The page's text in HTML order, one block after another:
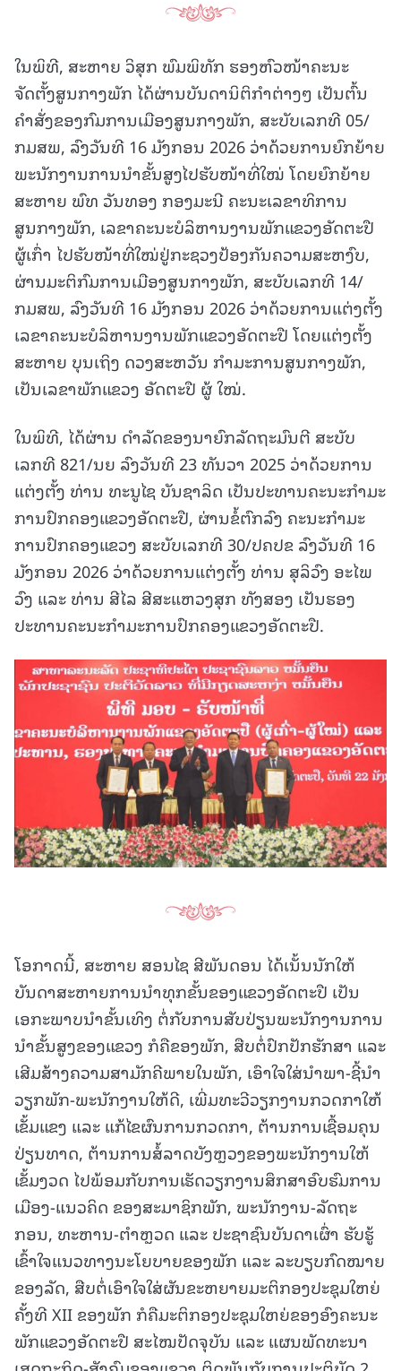
ໃນພິທີ, ສະຫາຍ ວິສຸກ ພົມພິທັກ ຮອງຫົວໜ້າຄະນະ
ຈັດຕັ້ງສູນກາງພັກ ໄດ້ຜ່ານບັນດານິຕິກໍາຕ່າງໆ ເປັນຕົ້ນ
ຄຳສັ່ງຂອງກົມການເມືອງສູນກາງພັກ, ສະບັບເລກທີ 05/
ກມສພ, ລົງວັນທີ 16 ມັງກອນ 2026 ວ່າດ້ວຍການຍົກຍ້າຍ
ພະນັກງານການນຳຂັ້ນສູງໄປຮັບໜ້າທີ່ໃໝ່ ໂດຍຍົກຍ້າຍ
ສະຫາຍ ພົທ ວັນທອງ ກອງມະນີ ຄະນະເລຂາທິການ
ສູນກາງພັກ, ເລຂາຄະນະບໍລິຫານງານພັກແຂວງອັດຕະປື
ຜູ້ເກົ່າ ໄປຮັບໜ້າທີ່ໃໝ່ຢູ່ກະຊວງປ້ອງກັນຄວາມສະຫງົບ,
ຜ່ານມະຕິກົມການເມືອງສູນກາງພັກ, ສະບັບເລກທີ 14/
ກມສພ, ລົງວັນທີ 16 ມັງກອນ 2026 ວ່າດ້ວຍການແຕ່ງຕັ້ງ
ເລຂາຄະນະບໍລິຫານງານພັກແຂວງອັດຕະປື ໂດຍແຕ່ງຕັ້ງ
ສະຫາຍ ບຸນເຖິງ ດວງສະຫວັນ ກຳມະການສູນກາງພັກ,
ເປັນເລຂາພັກແຂວງ ອັດຕະປື ຜູ້ ໃໝ່.
ໃນພິທີ, ໄດ້ຜ່ານ ດໍາລັດຂອງນາຍົກລັດຖະມົນຕີ ສະບັບ
ເລກທີ 821/ນຍ ລົງວັນທີ 23 ທັນວາ 2025 ວ່າດ້ວຍການ
ແຕ່ງຕັ້ງ ທ່ານ ທະນູໄຊ ບັນຊາລິດ ເປັນປະທານຄະນະກໍາມະ
ການປົກຄອງແຂວງອັດຕະປື, ຜ່ານຂໍ້ຕົກລົງ ຄະນະກໍາມະ
ການປົກຄອງແຂວງ ສະບັບເລກທີ 30/ປຄປຂ ລົງວັນທີ 16
ມັງກອນ 2026 ວ່າດ້ວຍການແຕ່ງຕັ້ງ ທ່ານ ສຸລິວົງ ອະໄພ
ວົງ ແລະ ທ່ານ ສີໄລ ສີສະແຫວງສຸກ ທັງສອງ ເປັນຮອງ
ປະທານຄະນະກໍາມະການປົກຄອງແຂວງອັດຕະປື.
ໂອກາດນີ້, ສະຫາຍ ສອນໄຊ ສີພັນດອນ ໄດ້ເນັ້ນນັກໃຫ້
ບັນດາສະຫາຍການນຳທຸກຂັ້ນຂອງແຂວງອັດຕະປື ເປັນ
ເອກະພາບນຳຂັ້ນເທິງ ຕໍ່ກັບການສັບປ່ຽນພະນັກງານການ
ນຳຂັ້ນສູງຂອງແຂວງ ກໍຄືຂອງພັກ, ສືບຕໍ່ປົກປັກຮັກສາ ແລະ
ເສີມສ້າງຄວາມສາມັກຄີພາຍໃນພັກ, ເອົາໃຈໃສ່ນໍາພາ-ຊີ້ນໍາ
ວຽກພັກ-ພະນັກງານໃຫ້ດີ, ເພີ່ມທະວີວຽກງານກວດກາໃຫ້
ເຂັ້ມແຂງ ແລະ ແກ້ໄຂຜົນການກວດກາ, ຕ້ານການເຊື້ອມຄຸນ
ປ່ຽນທາດ, ຕ້ານການສໍ້ລາດບັງຫຼວງຂອງພະນັກງານໃຫ້
ເຂັ້ມງວດ ໄປພ້ອມກັບການເຮັດວຽກງານສຶກສາອົບຮົມການ
ເມືອງ-ແນວຄິດ ຂອງສະມາຊິກພັກ, ພະນັກງານ-ລັດຖະ
ກອນ, ທະຫານ-ຕຳຫຼວດ ແລະ ປະຊາຊົນບັນດາເຜົ່າ ຮັບຮູ້
ເຂົ້າໃຈແນວທາງນະໂຍບາຍຂອງພັກ ແລະ ລະບຽບກົດໝາຍ
ຂອງລັດ, ສືບຕໍ່ເອົາໃຈໃສ່ຜັນຂະຫຍາຍມະຕິກອງປະຊຸມໃຫຍ່
ຄັ້ງທີ XII ຂອງພັກ ກໍຄືມະຕິກອງປະຊຸມໃຫຍ່ຂອງອົງຄະນະ
ພັກແຂວງອັດຕະປື ສະໄໝປັດຈຸບັນ ແລະ ແຜນພັດທະນາ